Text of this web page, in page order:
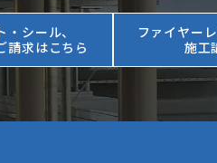
シール、
請求はこちら
ファイヤー
施工